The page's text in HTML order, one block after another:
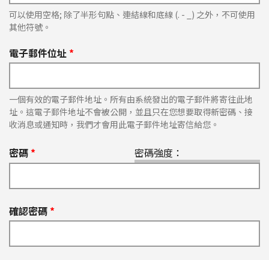
可以使用空格; 除了半形句點、連結線和底線 (. - _) 之外，不可使用
其他符號。
電子郵件位址 *
一個有效的電子郵件地址。所有由系統發出的電子郵件將寄往此地
址。這電子郵件地址不會被公開，並且只在您想要取得新密碼、接
收消息或通知時，我們才會用此電子郵件地址寄信給您。
密碼強度：
密碼 *
確認密碼 *